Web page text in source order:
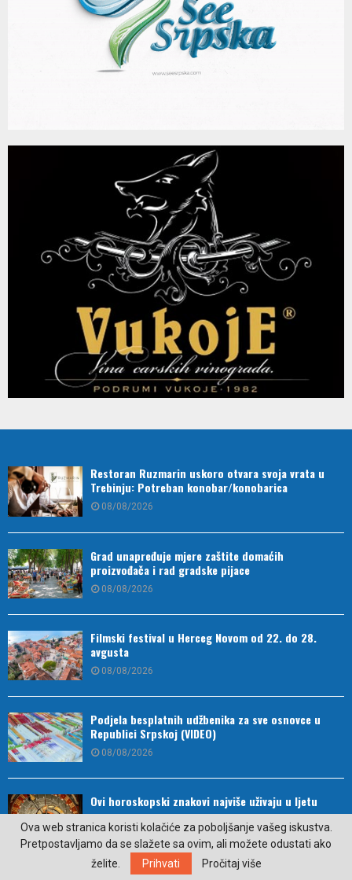
Restoran Ruzmarin uskoro otvara svoja vrata u
Trebinju: Potreban konobar/konobarica
08/08/2026
Grad unapređuje mjere zaštite domaćih
proizvođača i rad gradske pijace
08/08/2026
Filmski festival u Herceg Novom od 22. do 28.
avgusta
08/08/2026
Podjela besplatnih udžbenika za sve osnovce u
Republici Srpskoj (VIDEO)
08/08/2026
Ovi horoskopski znakovi najviše uživaju u ljetu
07/08/2026
Ova web stranica koristi kolačiće za poboljšanje vašeg iskustva.
Pretpostavljamo da se slažete sa ovim, ali možete odustati ako
želite.
Prihvati Pročitaj više